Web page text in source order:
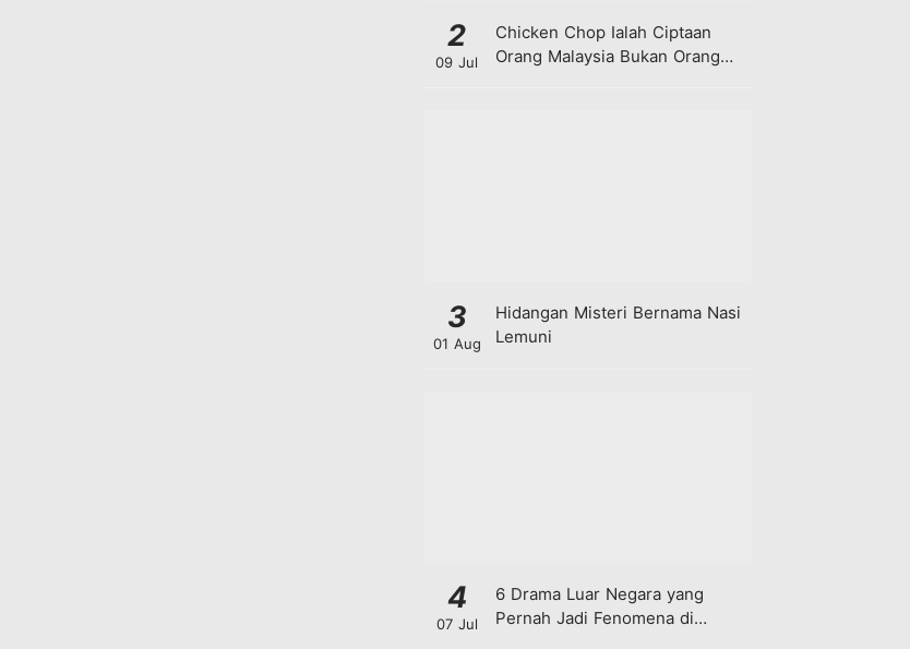
2
09 Jul
Chicken Chop Ialah Ciptaan
Orang Malaysia Bukan Orang
3
01 Aug
Hidangan Misteri Bernama Nasi
Lemuni
4
07 Jul
6 Drama Luar Negara yang
Pernah Jadi Fenomena di